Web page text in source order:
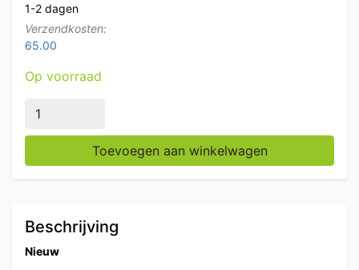
1-2 dagen
Verzendkosten:
65.00
Op voorraad
HCB Luxe Wijnkoelkast Wijnkoeling 192 flessen 230V
Toevoegen aan winkelwagen
Beschrijving
Nieuw